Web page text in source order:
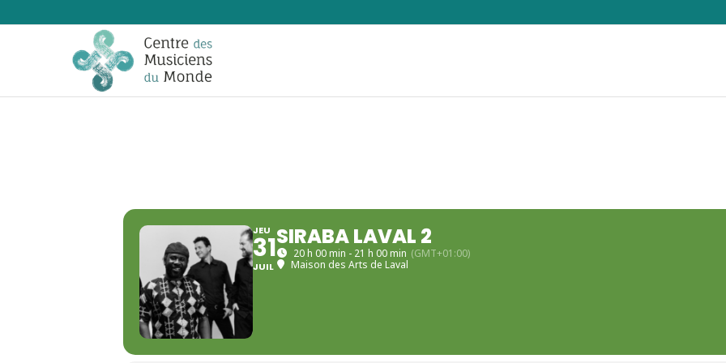
JEU
31
JUIL
SIRABA LAVAL 2
20 h 00 min - 21 h 00 min (GMT+01:00)
Maison des Arts de Laval